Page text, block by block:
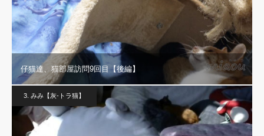
仔猫達、猫部屋訪問9回目【後編】
3. みみ【灰-トラ猫】